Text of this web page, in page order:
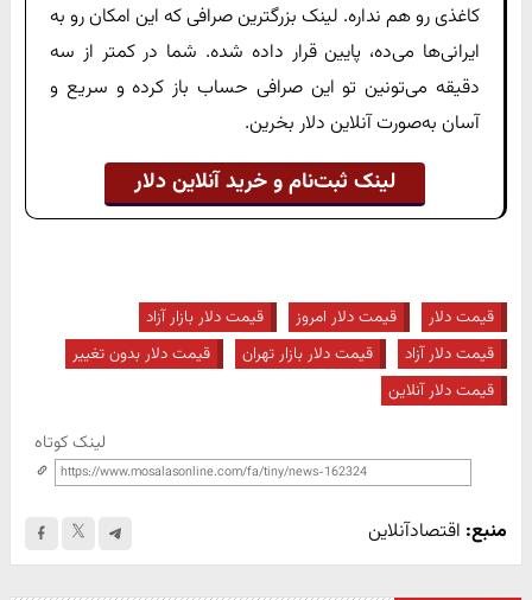
کاغذی رو هم نداره. لینک بزرگترین صرافی که این امکان رو به
ایرانی‌ها می‌ده، پایین قرار داده شده. شما در کمتر از سه
دقیقه می‌تونین تو این صرافی حساب باز کرده و سریع و
آسان به‌صورت آنلاین دلار بخرین.
لینک ثبت‌نام و خرید آنلاین دلار
قیمت دلار قیمت دلار امروز
قیمت دلار بازار آزاد
قیمت دلار آزاد
قیمت دلار بازار تهران
قیمت دلار بدون تغییر
قیمت دلار آنلاین
لینک کوتاه
منبع: اقتصادآنلاین